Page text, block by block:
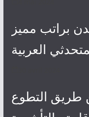
براتب مميز
العربية
طريق التطوع